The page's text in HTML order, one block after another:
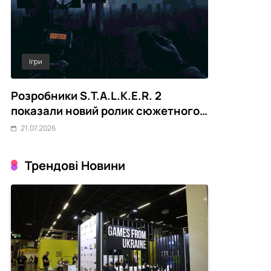
Ігри
Розробники S.T.A.L.K.E.R. 2
показали новий ролик сюжетного
DLC Cost of Hope
21.07.2026
Трендові Новини